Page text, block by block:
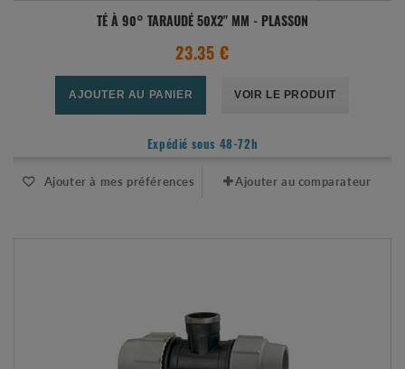
TÉ À 90° TARAUDÉ 50X2" MM - PLASSON
23.35 €
AJOUTER AU PANIER VOIR LE PRODUIT
Expédié sous 48-72h
Ajouter à mes préférences Ajouter au comparateur